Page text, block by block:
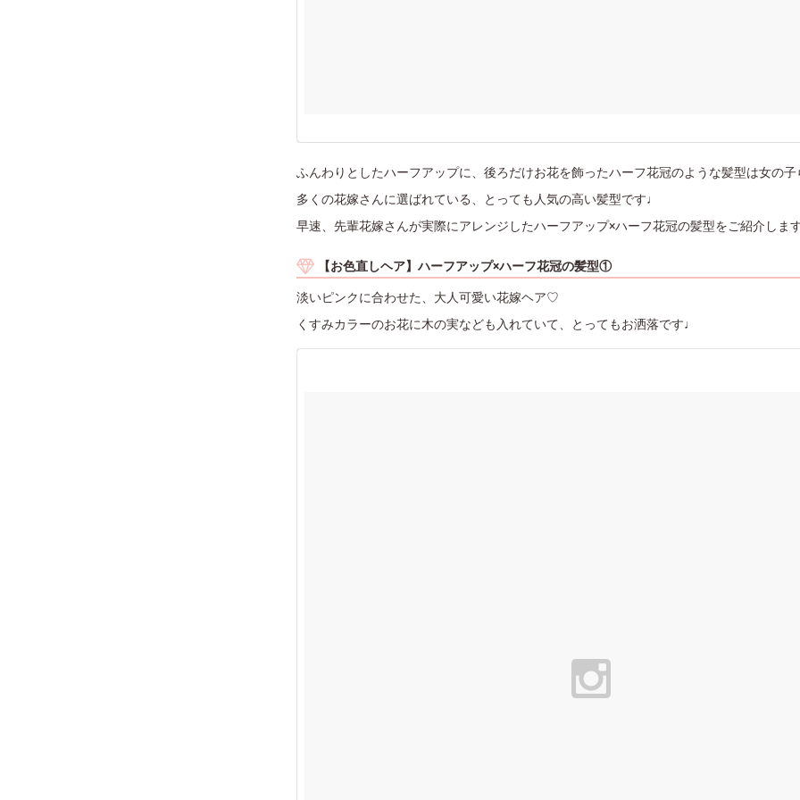
ふんわりとしたハーフアップに、後ろだけお花を飾ったハーフ花冠のような髪型は女の子
多くの花嫁さんに選ばれている、とっても人気の高い髪型です♩
早速、先輩花嫁さんが実際にアレンジしたハーフアップ×ハーフ花冠の髪型をご紹介しま
【お色直しヘア】ハーフアップ×ハーフ花冠の髪型①
淡いピンクに合わせた、大人可愛い花嫁ヘア♡
くすみカラーのお花に木の実なども入れていて、とってもお洒落です♩